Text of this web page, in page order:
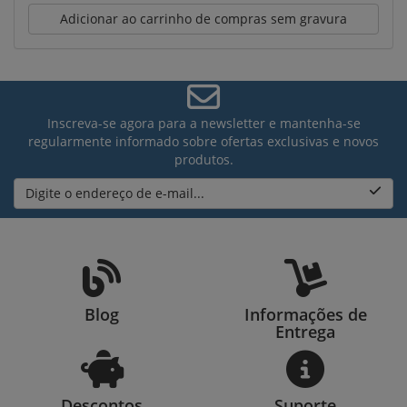
Adicionar ao carrinho de compras sem gravura
Inscreva-se agora para a newsletter e mantenha-se
regularmente informado sobre ofertas exclusivas e novos
produtos.
Digite o endereço de e-mail...
Blog Informações de
Entrega